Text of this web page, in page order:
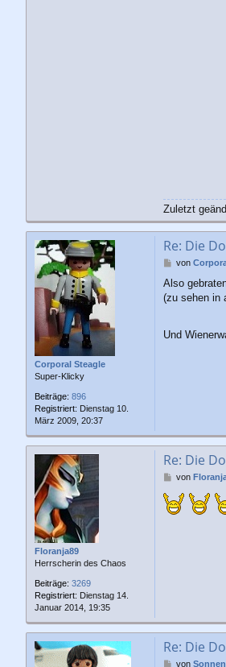
Zuletzt
Corporal Steagle
Super-Klicky
Beiträge: 896
Registriert: Dienstag 10.
März 2009, 20:37
Re: Die
B
i
t
g
von
Also
(zu sehen in
Und
Floranja89
Herrscherin des Chaos
Beiträge: 3269
Registriert: Dienstag 14.
Januar 2014, 19:35
Re: Die
B
i
t
von
Re: Die
Bvon